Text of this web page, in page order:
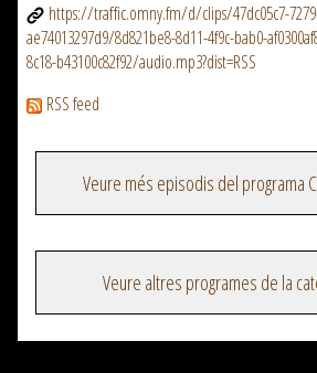
https://traffic.omny.fm/d/clips/47dc05c7-
ae74013297d9/8d821be8-8d11-4f9c-bab0-
8c18-b43100c82f92/audio.mp3?dist=RSS
RSS feed
Veure més episodis del programa
Veure altres programes de la